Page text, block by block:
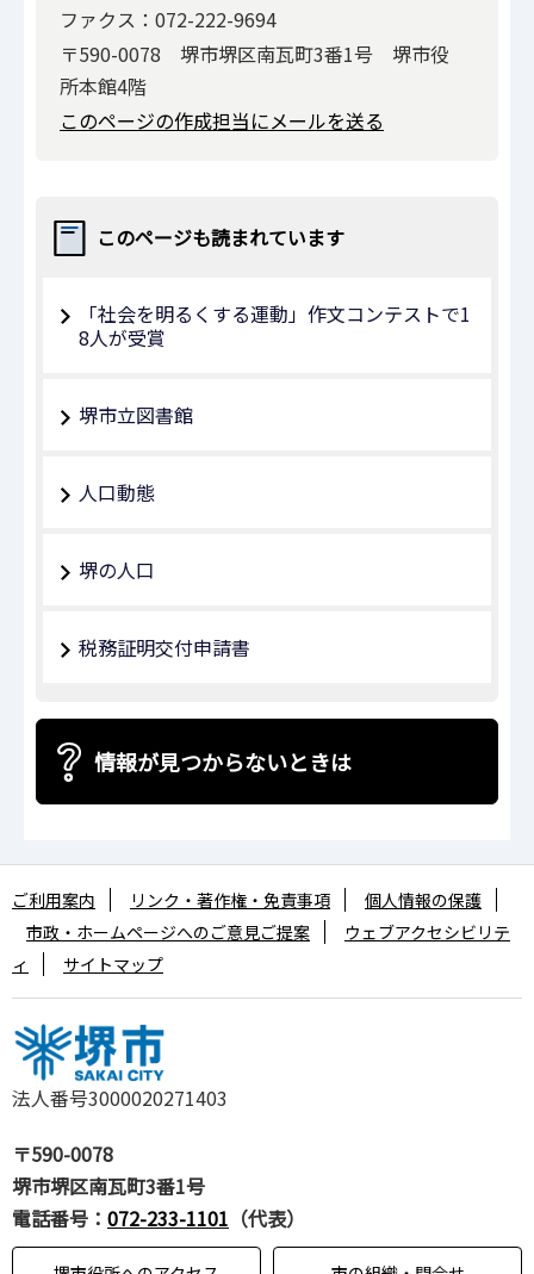
ファクス：072-222-9694
〒590-0078 堺市堺区南瓦町3番1号 堺市役
所本館4階
このページの作成担当にメールを送る
このページも読まれています
「社会を明るくする運動」作文コンテストで1
8人が受賞
堺市立図書館
人口動態
堺の人口
税務証明交付申請書
情報が見つからないときは
法人番号3000020271403
〒590-0078
堺市堺区南瓦町3番1号
電話番号： 072-233-1101 （代表）
ご利用案内 リンク・著作権・免責事項
個人情報の保護
市政・ホームページへのご意見ご提案
ウェブアクセシビリテ
ィ
サイトマップ